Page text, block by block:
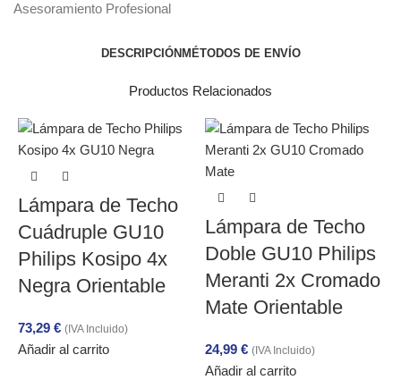
Asesoramiento Profesional
DESCRIPCIÓN MÉTODOS DE ENVÍO
Productos Relacionados
Lámpara de Techo
Cuádruple GU10
Philips Kosipo 4x
Negra Orientable
73,29 € (IVA Incluido)
Añadir al carrito
Lámpara de Techo
Doble GU10 Philips
Meranti 2x Cromado
Mate Orientable
24,99 € (IVA Incluido)
Añadir al carrito